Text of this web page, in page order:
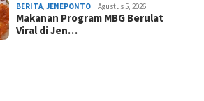
BERITA ,JENEPONTO Agustus 5, 2026
Makanan Program MBG Berulat
Viral di Jen…